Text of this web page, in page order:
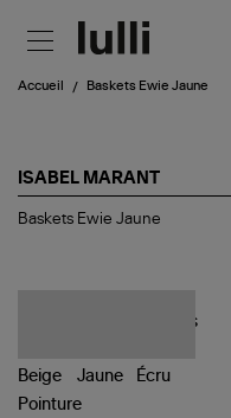
Accueil Baskets Ewie Jaune
ISABEL MARANT
Baskets
Baskets Ewie Jaune
Pointure